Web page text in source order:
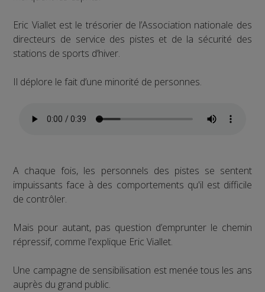
Eric Viallet est le trésorier de l’Association nationale des
directeurs de service des pistes et de la sécurité des
stations de sports d’hiver.
Il déplore le fait d’une minorité de personnes.
A chaque fois, les personnels des pistes se sentent
impuissants face à des comportements qu'il est difficile
de contrôler.
Mais pour autant, pas question d’emprunter le chemin
répressif, comme l'explique Eric Viallet.
Une campagne de sensibilisation est menée tous les ans
auprès du grand public.